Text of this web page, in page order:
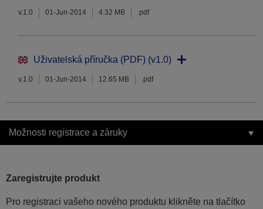
v.1.0 01-Jun-2014 4.32 MB .pdf
Uživatelská příručka (PDF) (v1.0)
v.1.0 01-Jun-2014 12.65 MB .pdf
Možnosti registrace a záruky
Zaregistrujte produkt
Pro registraci vašeho nového produktu klikněte na tlačítko